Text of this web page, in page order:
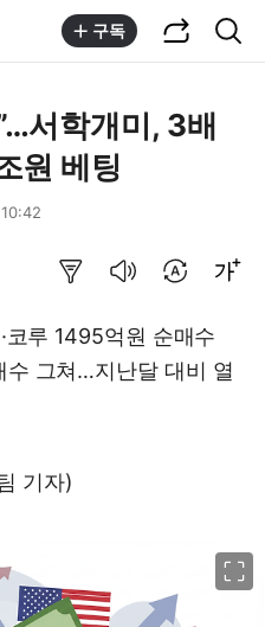
구독
서학개미, 3배
원 베팅
루 1495억원 순매수
그쳐…지난달 대비 열
기자)